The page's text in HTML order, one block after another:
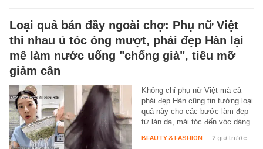
Loại quả bán đầy ngoài chợ: Phụ nữ Việt
thi nhau ủ tóc óng mượt, phái đẹp Hàn lại
mê làm nước uống "chống già", tiêu mỡ
giảm cân
Không chỉ phụ nữ Việt mà cả
phái đẹp Hàn cũng tin tưởng loại
quả này cho các bước làm đẹp
từ làn da, mái tóc đến vóc dáng.
BEAUTY & FASHION - 2 giờ trước